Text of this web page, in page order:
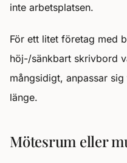
inte arbetsplatsen.
För ett litet företag med
höj-/sänkbart skrivbord
mångsidigt, anpassar
länge.
Mötesrum eller